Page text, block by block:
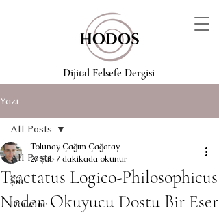
Dijital Felsefe Dergisi
Yazı
All Posts
Şiir
Deneme
All Posts
Tractatus Logico-Philosophicus
Neden Okuyucu Dostu Bir Eser
Tolunay Çağım Çağatay
27 Şub 7 dakikada okunur